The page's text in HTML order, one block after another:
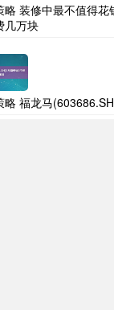
略 装修中最不值得
几万块
略 福龙马